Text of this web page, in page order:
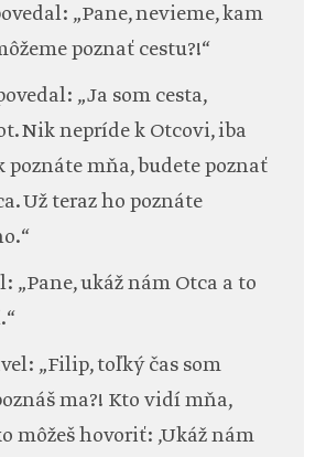
„Pane, nevieme, kam
poznať cestu?!“
„Ja som cesta,
Nik nepríde k Otcovi, iba
poznáte mňa, budete poznať
Už teraz ho poznáte
„Pane, ukáž nám Otca a to
„Filip, toľký čas som
ma?! Kto vidí mňa,
môžeš hovoriť: ‚Ukáž nám